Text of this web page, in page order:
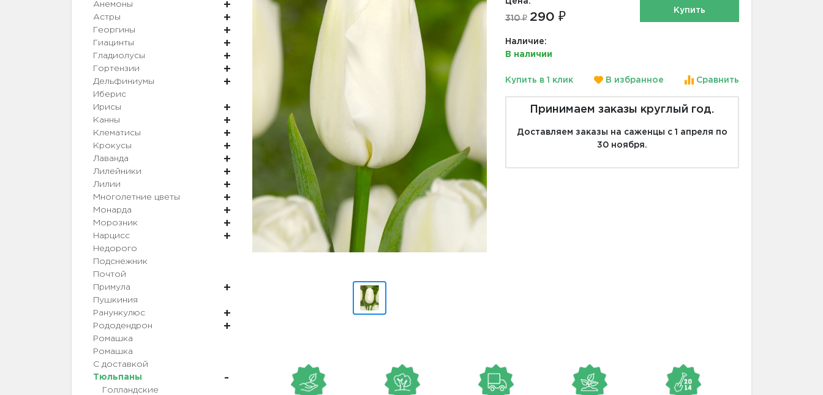
Анемоны
Астры
Георгины
Гиацинты
Гладиолусы
Гортензии
Дельфиниумы
Иберис
Ирисы
Канны
Клематисы
Крокусы
Лаванда
Лилейники
Лилии
Многолетние цветы
Монарда
Морозник
Нарцисс
Недорого
Подснежник
Почтой
Примула
Пушкиния
Ранункулюс
Рододендрон
Ромашка
Ромашка
С доставкой
Тюльпаны
Голландские
310 ₽ 290 ₽
Наличие:
В наличии
Купить
Купить в 1 клик В избранное Сравнить
Принимаем заказы круглый год.
Доставляем заказы на саженцы с 1 апреля по
30 ноября.